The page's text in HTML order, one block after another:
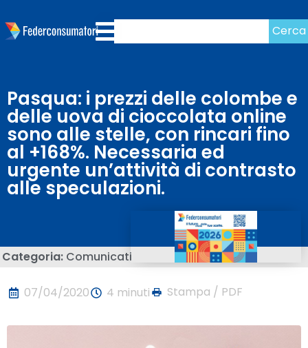
Cerca
Pasqua: i prezzi delle colombe e
delle uova di cioccolata online
sono alle stelle, con rincari fino
al +168%. Necessaria ed
urgente un’attività di contrasto
alle speculazioni.
Categoria: Comunicati
07/04/2020 4 minuti Stampa / PDF